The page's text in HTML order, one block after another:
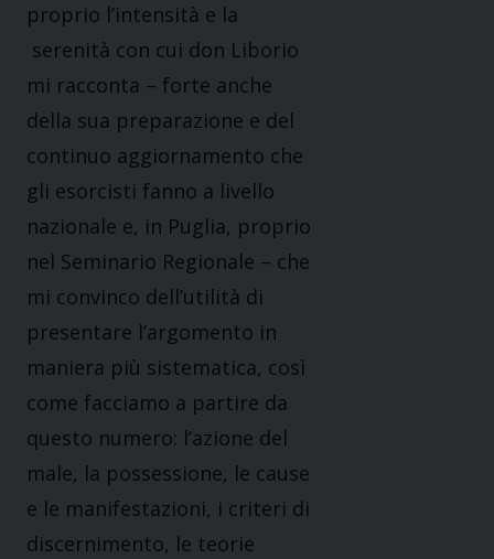
proprio l’intensità e la
serenità con cui don Liborio
mi racconta – forte anche
della sua preparazione e del
continuo aggiornamento che
gli esorcisti fanno a livello
nazionale e, in Puglia, proprio
nel Seminario Regionale – che
mi convinco dell’utilità di
presentare l’argomento in
maniera più sistematica, così
come facciamo a partire da
questo numero: l’azione del
male, la possessione, le cause
e le manifestazioni, i criteri di
discernimento, le teorie